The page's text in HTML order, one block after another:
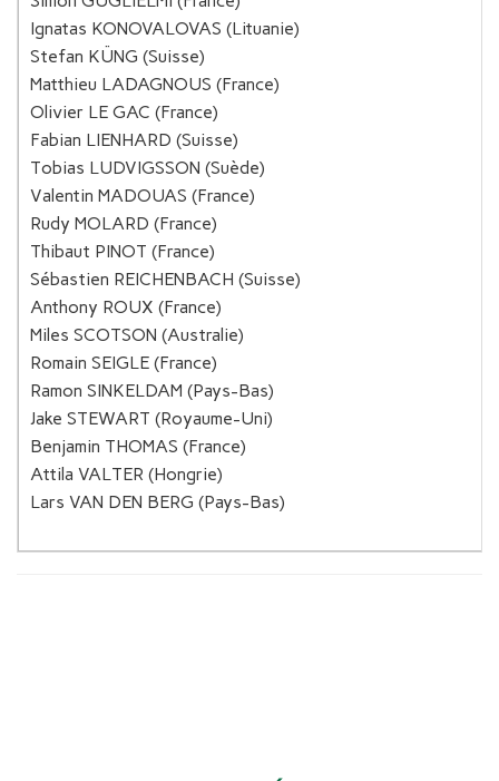
Ignatas KONOVALOVAS (Lituanie)
Stefan KÜNG (Suisse)
Matthieu LADAGNOUS (France)
Olivier LE GAC (France)
Fabian LIENHARD (Suisse)
Tobias LUDVIGSSON (Suède)
Valentin MADOUAS (France)
Rudy MOLARD (France)
Thibaut PINOT (France)
Sébastien REICHENBACH (Suisse)
Anthony ROUX (France)
Miles SCOTSON (Australie)
Romain SEIGLE (France)
Ramon SINKELDAM (Pays-Bas)
Jake STEWART (Royaume-Uni)
Benjamin THOMAS (France)
Attila VALTER (Hongrie)
Lars VAN DEN BERG (Pays-Bas)